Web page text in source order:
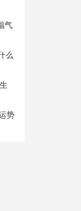
气
么
势